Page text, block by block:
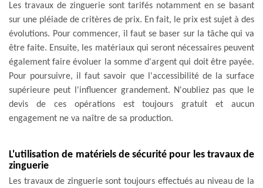
Les travaux de zinguerie sont tarifés notamment en se basant
sur une pléiade de critères de prix. En fait, le prix est sujet à des
évolutions. Pour commencer, il faut se baser sur la tâche qui va
être faite. Ensuite, les matériaux qui seront nécessaires peuvent
également faire évoluer la somme d'argent qui doit être payée.
Pour poursuivre, il faut savoir que l'accessibilité de la surface
supérieure peut l'influencer grandement. N'oubliez pas que le
devis de ces opérations est toujours gratuit et aucun
engagement ne va naître de sa production.
L'utilisation de matériels de sécurité pour les travaux de
zinguerie
Les travaux de zinguerie sont toujours effectués au niveau de la